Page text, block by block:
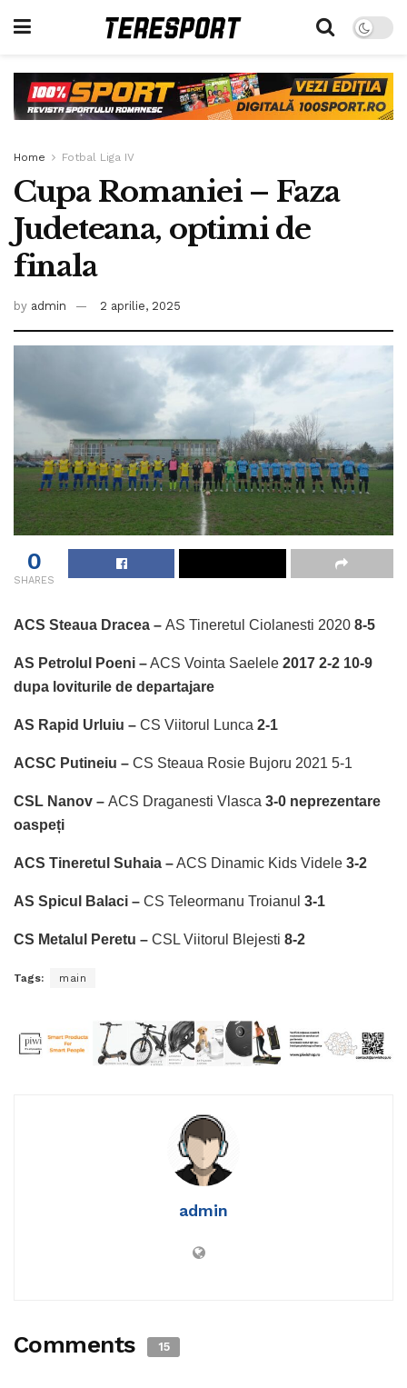
Home Fotbal Liga IV
Cupa Romaniei – Faza
Judeteana, optimi de
finala
by admin 2 aprilie, 2025
0
SHARES
ACS Steaua Dracea – AS Tineretul Ciolanesti 2020 8-5
AS Petrolul Poeni –ACS Vointa Saelele 2017 2-2 10-9
dupa loviturile de departajare
AS Rapid Urluiu – CS Viitorul Lunca 2-1
ACSC Putineiu – CS Steaua Rosie Bujoru 2021 5-1
CSL Nanov – ACS Draganesti Vlasca 3-0 neprezentare
oaspeți
ACS Tineretul Suhaia –ACS Dinamic Kids Videle 3-2
AS Spicul Balaci – CS Teleormanu Troianul 3-1
CS Metalul Peretu – CSL Viitorul Blejesti 8-2
Tags: main
admin
Comments 15